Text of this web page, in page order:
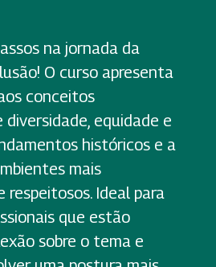
na jornada da
O curso apresenta
conceitos
equidade e
históricos e a
mais
respeitosos. Ideal para
que estão
sobre o tema e